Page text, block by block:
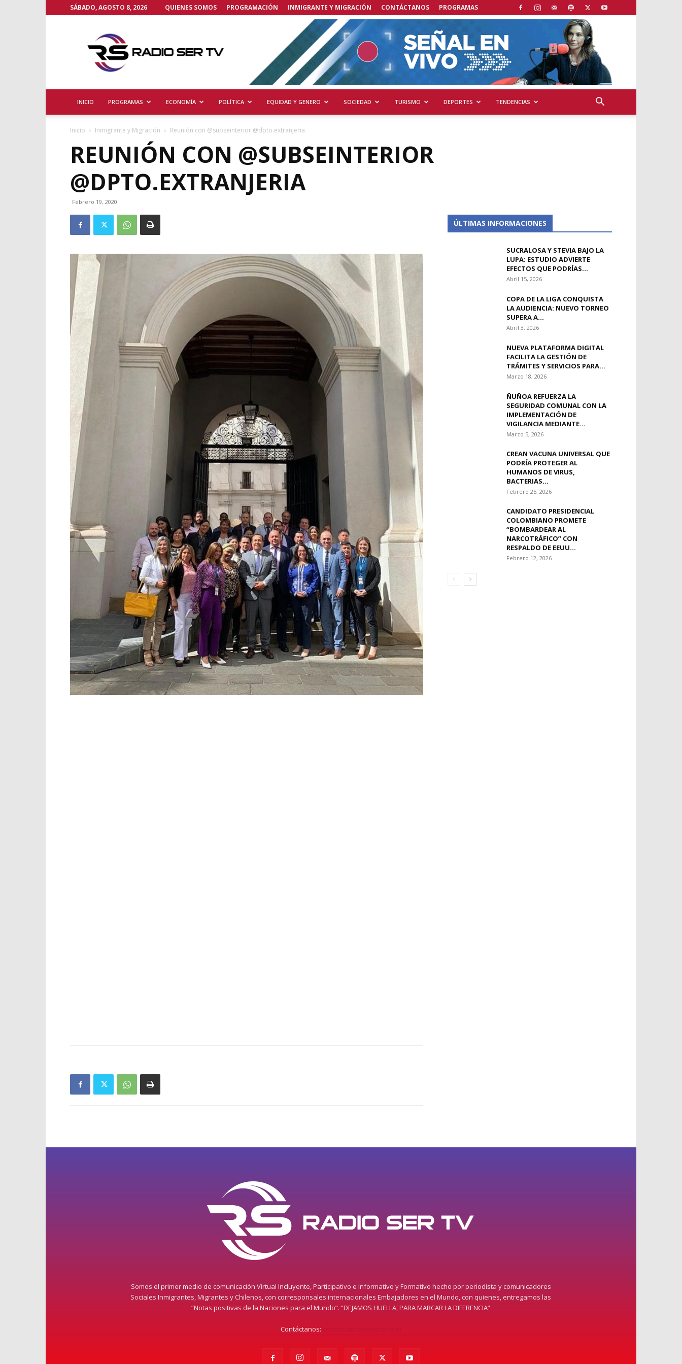
SÁBADO, AGOSTO 8, 2026 QUIENES SOMOS PROGRAMACIÓN INMIGRANTE Y MIGRACIÓN CONTÁCTANOS PROGRAMAS
TV
INICIO PROGRAMAS ECONOMÍA POLÍTICA EQUIDAD Y GENERO SOCIEDAD TURISMO DEPORTES TENDENCIAS
Inicio Inmigrante y Migración Reunión con @subseinterior @dpto.extranjeria
REUNIÓN CON @SUBSEINTERIOR
@DPTO.EXTRANJERIA
Febrero 19, 2020
ÚLTIMAS INFORMACIONES
SUCRALOSA Y STEVIA BAJO LA
LUPA: ESTUDIO ADVIERTE
EFECTOS QUE PODRÍAS...
Abril 15, 2026
COPA DE LA LIGA CONQUISTA
LA AUDIENCIA: NUEVO TORNEO
SUPERA A...
Abril 3, 2026
NUEVA PLATAFORMA DIGITAL
FACILITA LA GESTIÓN DE
TRÁMITES Y SERVICIOS PARA...
Marzo 18, 2026
ÑUÑOA REFUERZA LA
SEGURIDAD COMUNAL CON LA
IMPLEMENTACIÓN DE
VIGILANCIA MEDIANTE...
Marzo 5, 2026
CREAN VACUNA UNIVERSAL QUE
PODRÍA PROTEGER AL
HUMANOS DE VIRUS,
BACTERIAS...
Febrero 25, 2026
CANDIDATO PRESIDENCIAL
COLOMBIANO PROMETE
“BOMBARDEAR AL
NARCOTRÁFICO” CON
RESPALDO DE EEUU...
Febrero 12, 2026
Somos el primer medio de comunicación Virtual Incluyente, Participativo e Informativo y Formativo hecho por periodista y comunicadores
Sociales Inmigrantes, Migrantes y Chilenos, con corresponsales internacionales Embajadores en el Mundo, con quienes, entregamos las
“Notas positivas de la Naciones para el Mundo”. “DEJAMOS HUELLA, PARA MARCAR LA DIFERENCIA”
Contáctanos: